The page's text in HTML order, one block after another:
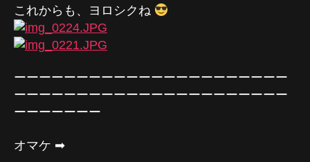
これからも、ヨロシクね
ーーーーーーーーーーーーーーーーーーーーーー
ーーーーーーーーーーーーーーーーーーーーーー
ーーーーーーー
オマケ ➡